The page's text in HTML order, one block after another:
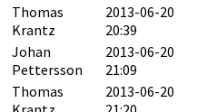
Thomas
Krantz
2013-06-20
20:39
Johan
Pettersson
2013-06-20
21:09
Thomas
2013-06-20